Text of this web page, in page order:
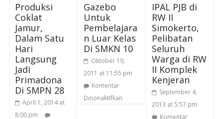
Produksi
Coklat
Jamur,
Dalam Satu
Hari
Langsung
Jadi
Primadona
Di SMPN 28
April 1, 2014 at
8:00 pm
Gazebo
Untuk
Pembelajara
n Luar Kelas
Di SMKN 10
Oktober 19,
2011 at 11:55 pm
Komentar
Dinonaktifkan
IPAL PJB di
RW II
Simokerto,
Pelibatan
Seluruh
Warga di RW
II Komplek
Kenjeran
September 4,
2013 at 5:57 pm
Komentar